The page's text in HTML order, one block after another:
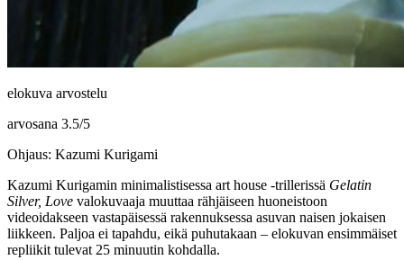
elokuva arvostelu
arvosana 3.5/5
Ohjaus: Kazumi Kurigami
Kazumi Kurigamin minimalistisessa art house ‑trillerissä Gelatin
Silver, Love valokuvaaja muuttaa rähjäiseen huoneistoon
videoidakseen vastapäisessä rakennuksessa asuvan naisen jokaisen
liikkeen. Paljoa ei tapahdu, eikä puhutakaan – elokuvan ensimmäiset
repliikit tulevat 25 minuutin kohdalla.